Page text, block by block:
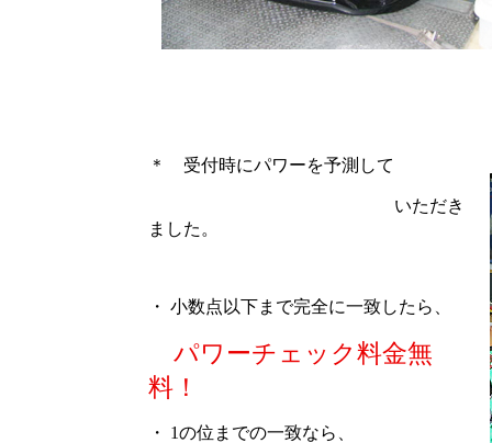
＊ 受付時にパワーを予測して
いただき
ました。
・ 小数点以下まで完全に一致したら、
パワーチェック料金無
料！
・ 1の位までの一致なら、